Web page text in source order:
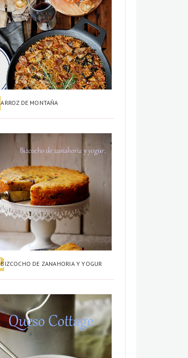
ARROZ DE MONTAÑA
BIZCOCHO DE ZANAHORIA Y YOGUR